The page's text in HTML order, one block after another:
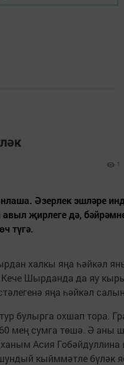
1
Әзерлек эшләре
җирлеге дә,
түгә.
халкы яңа һәйкәл
Шырданда да яу
яңа һәйкәл
булырга охшап тора.
мең сумга төшә. Ә аны
Асия Гобәйдуллина
кыйммәтле бүләк